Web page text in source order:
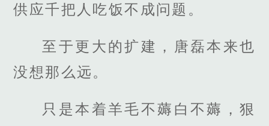
供应千把人吃饭不成问题。
至于更大的扩建，唐磊本来也
没想那么远。
只是本着羊毛不薅白不薅，狠